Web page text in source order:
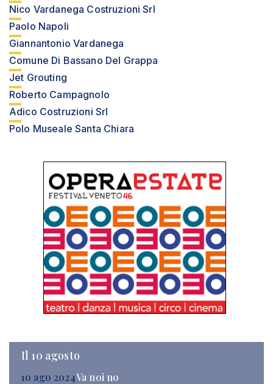
Nico Vardanega Costruzioni Srl
Paolo Napoli
Giannantonio Vardanega
Comune Di Bassano Del Grappa
Jet Grouting
Roberto Campagnolo
Adico Costruzioni Srl
Polo Museale Santa Chiara
Il 10 agosto
10 ago 2024Va noi no